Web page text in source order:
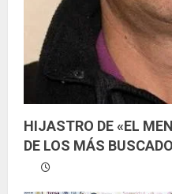
HIJASTRO DE «EL
DE LOS MÁS